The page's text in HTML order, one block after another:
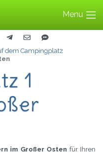
Menu
dem Campingplatz
1
im Großer Osten für Ihren